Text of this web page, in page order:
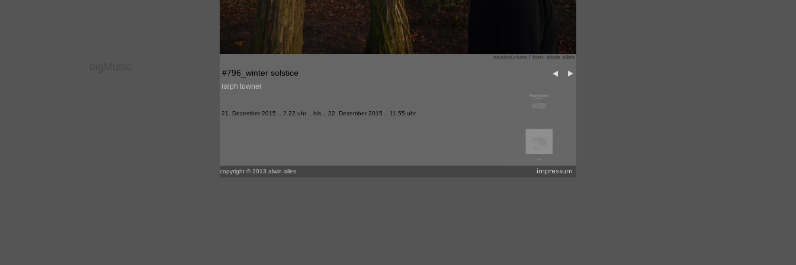
saarbrücken / foto: alwin alles
#796_winter solstice
ralph towner
21. Dezember 2015 .. 2.22 uhr .. bis .. 22. Dezember 2015 .. 11.55 uhr
copyright © 2013 alwin alles